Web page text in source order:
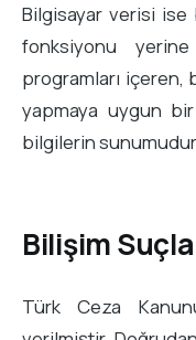
Bilgisayar verisi
fonksiyonu
programları
yapmaya uygun
bilgilerin
Bilişim
Türk Ceza